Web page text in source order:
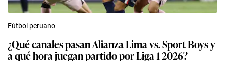
Fútbol peruano
¿Qué canales pasan Alianza Lima vs. Sport Boys y
a qué hora juegan partido por Liga 1 2026?